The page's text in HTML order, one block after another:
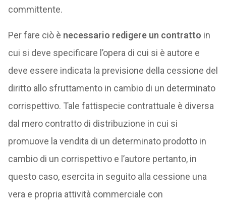
committente.
Per fare ciò è necessario redigere un contratto in
cui si deve specificare l’opera di cui si è autore e
deve essere indicata la previsione della cessione del
diritto allo sfruttamento in cambio di un determinato
corrispettivo. Tale fattispecie contrattuale è diversa
dal mero contratto di distribuzione in cui si
promuove la vendita di un determinato prodotto in
cambio di un corrispettivo e l’autore pertanto, in
questo caso, esercita in seguito alla cessione una
vera e propria attività commerciale con